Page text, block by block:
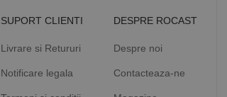
SUPORT CLIENTI
Livrare si Retururi
Notificare legala
DESPRE ROCAST
Despre noi
Contacteaza-ne